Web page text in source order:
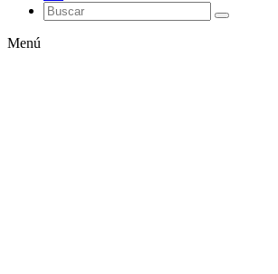
Menú